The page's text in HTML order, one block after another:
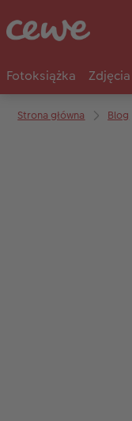
Fotoksiążka Zdjęcia
Strona główna Blog